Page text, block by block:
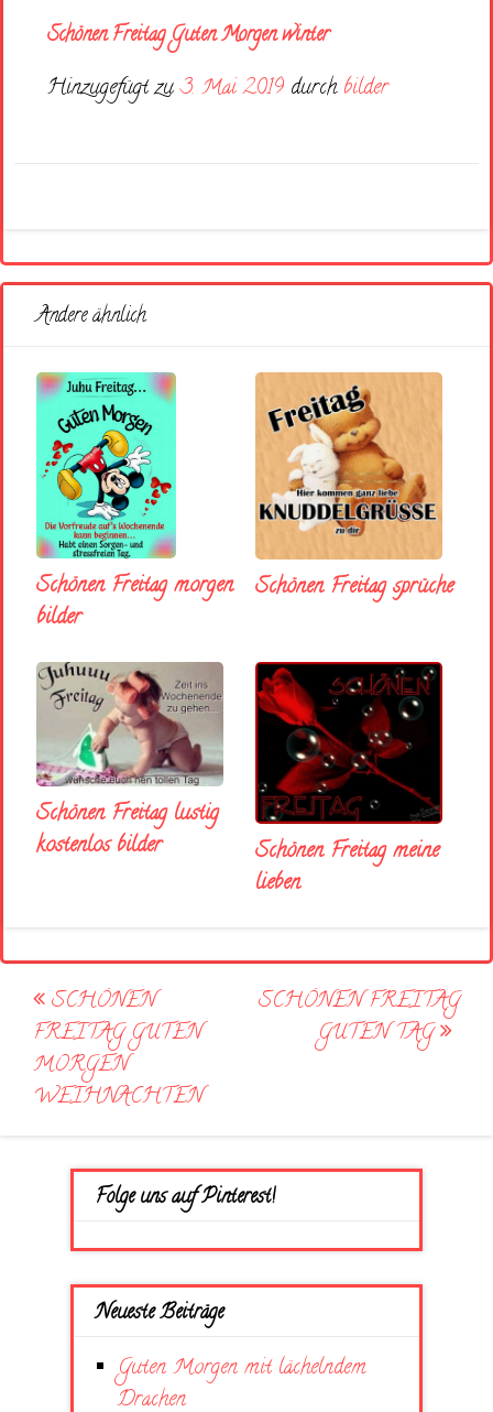
Schönen Freitag Guten Morgen winter
Hinzugefügt zu3. Mai 2019 durch bilder
Andere ähnlich
Schönen Freitag morgen
bilder
Schönen Freitag sprüche
Schönen Freitag lustig
kostenlos bilder
Schönen Freitag meine
lieben
Post
navigation
SCHÖNEN
FREITAG GUTEN
MORGEN
WEIHNACHTEN
SCHÖNEN FREITAG
GUTEN TAG
Folge uns auf Pinterest!
Neueste Beiträge
Guten Morgen mit lächelndem
Drachen